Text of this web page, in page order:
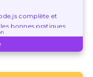
complète et
bonnes pratiques